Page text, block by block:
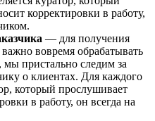
корректировки в работу,
— для получения
важно вовремя обрабатывать
мы пристально следим за
о клиентах. Для каждого
который прослушивает
в работу, он всегда на